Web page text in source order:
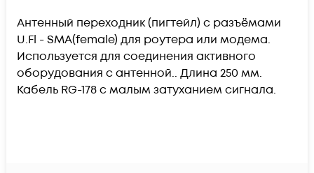
Антенный переходник (пигтейл) с разъёмами
U.Fl - SMA(female) для роутера или модема.
Используется для соединения активного
оборудования с антенной.. Длина 250 мм.
Кабель RG-178 с малым затуханием сигнала.